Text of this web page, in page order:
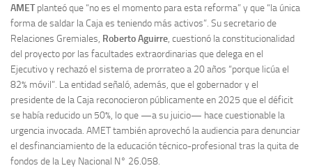
AMETplanteó que “no es el momento para esta reforma” y que “la única
forma de saldar la Caja es teniendo más activos”. Su secretario de
Relaciones Gremiales, Roberto Aguirre, cuestionó la constitucionalidad
del proyecto por las facultades extraordinarias que delega en el
Ejecutivo y rechazó el sistema de prorrateo a 20 años “porque licúa el
82% móvil”. La entidad señaló, además, que el gobernador y el
presidente de la Caja reconocieron públicamente en 2025 que el déficit
se había reducido un 50%, lo que —a su juicio— hace cuestionable la
urgencia invocada. AMET también aprovechó la audiencia para denunciar
el desfinanciamiento de la educación técnico-profesional tras la quita de
fondos de la Ley Nacional N° 26.058.